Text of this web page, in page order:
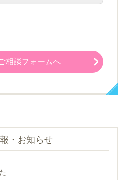
相談フォームへ
・お知らせ